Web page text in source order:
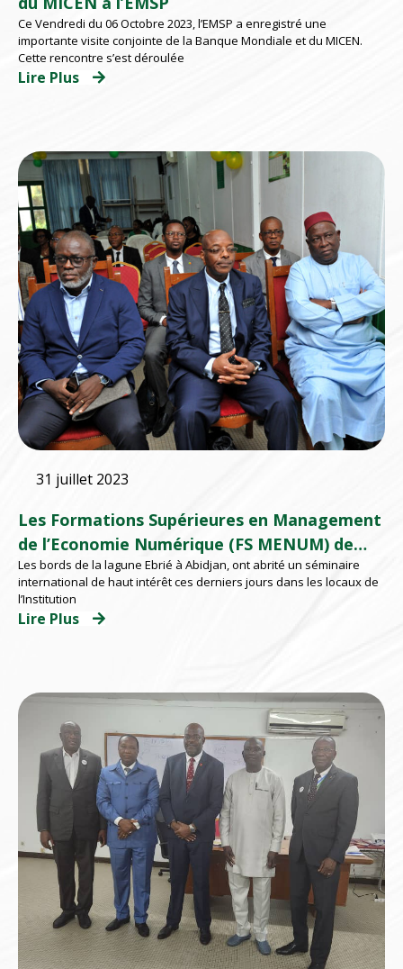
Ce Vendredi du 06 Octobre 2023, l’EMSP a enregistré une
importante visite conjointe de la Banque Mondiale et du MICEN.
Cette rencontre s’est déroulée
Lire Plus
31 juillet 2023
Les Formations Supérieures en Management
de l’Economie Numérique (FS MENUM) de
l’EMSP se formalisent à travers un Séminaire
international d’appropriation
Les bords de la lagune Ebrié à Abidjan, ont abrité un séminaire
international de haut intérêt ces derniers jours dans les locaux de
l’Institution
Lire Plus